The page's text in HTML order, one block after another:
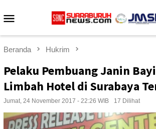
ke
Beranda Hukrim
Pelaku Pembuang Janin
Limbah Hotel di Surabaya
Jumat, 24 November 2017 - 22:26 WIB 17 Dilihat